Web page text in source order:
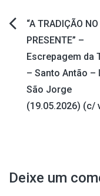
Navegação
de
artigos
“A TRADIÇÃO NO
PRESENTE” –
Escrepagem da
– Santo Antão –
São Jorge
(19.05.2026) (c/
Deixe um